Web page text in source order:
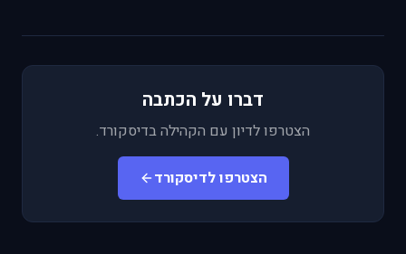
דברו על הכתבה
הצטרפו לדיון עם הקהילה בדיסקורד.
הצטרפו לדיסקורד